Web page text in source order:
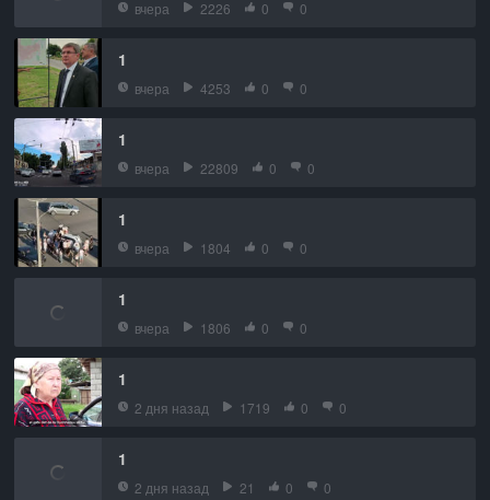
вчера 2226 0 0
1
вчера 4253 0 0
1
вчера 22809 0 0
1
вчера 1804 0 0
1
вчера 1806 0 0
1
2 дня назад 1719 0 0
1
2 дня назад 21 0 0